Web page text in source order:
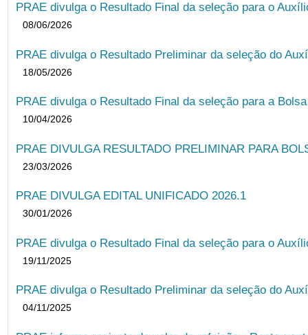
PRAE divulga o Resultado Final da seleção para o
08/06/2026
PRAE divulga o Resultado Preliminar da seleção do
18/05/2026
PRAE divulga o Resultado Final da seleção para a
10/04/2026
PRAE DIVULGA RESULTADO PRELIMINAR PARA
23/03/2026
PRAE DIVULGA EDITAL UNIFICADO 2026.1
30/01/2026
PRAE divulga o Resultado Final da seleção para o
19/11/2025
PRAE divulga o Resultado Preliminar da seleção do
04/11/2025